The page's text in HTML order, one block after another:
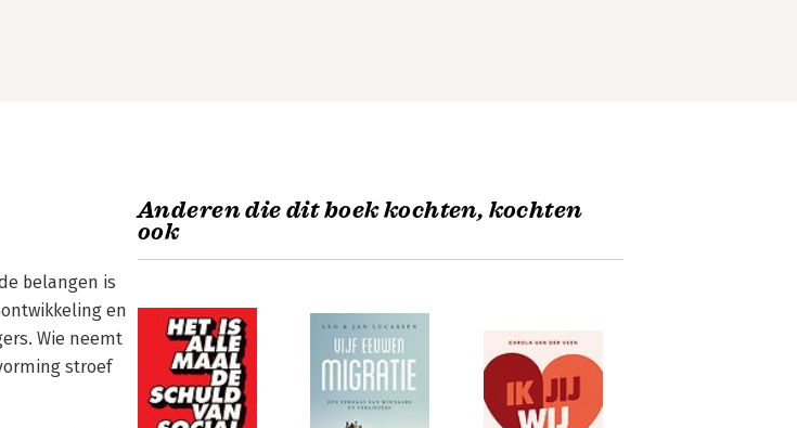
belangen is
en
Wie neemt
stroef
Anderen die dit boek kochten, kochten
ook